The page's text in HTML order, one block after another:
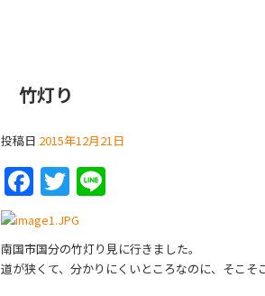
竹灯り
投稿日 2015年12月21日
F
a
c
e
T
w
itt
er
e
南国市国分の竹灯り見に行きました。
道が狭くて、分かりにくいところなのに、そこそ